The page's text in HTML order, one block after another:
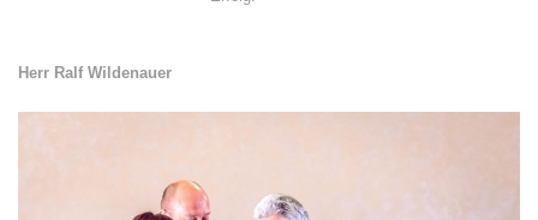
Herr Ralf Wildenauer